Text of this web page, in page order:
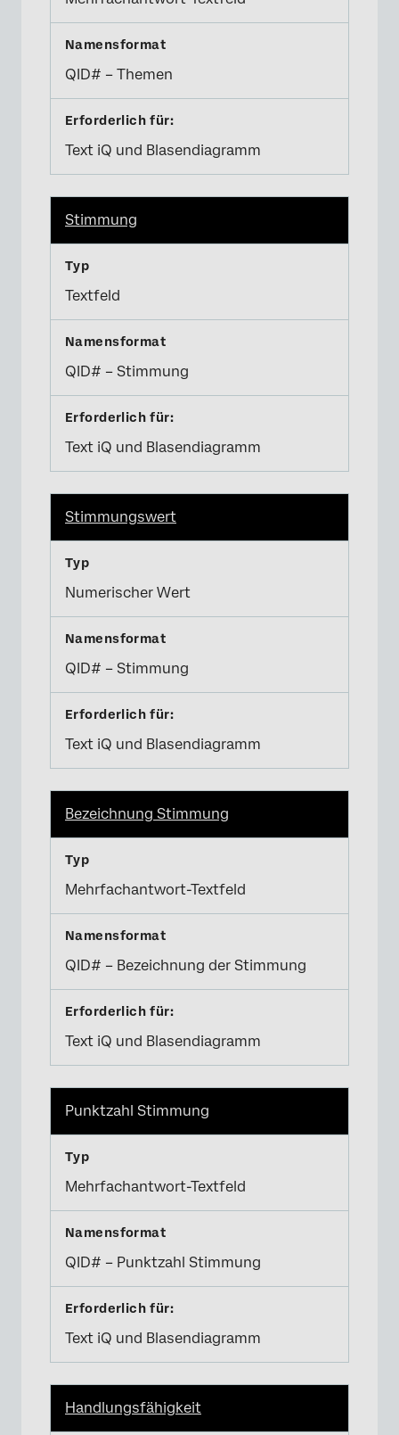
QID# – Themen
Text iQ und Blasendiagramm
Stimmung
Textfeld
QID# – Stimmung
Text iQ und Blasendiagramm
Stimmungswert
Numerischer Wert
QID# – Stimmung
Text iQ und Blasendiagramm
Bezeichnung Stimmung
Mehrfachantwort-Textfeld
QID# – Bezeichnung der Stimmung
Text iQ und Blasendiagramm
Punktzahl Stimmung
Mehrfachantwort-Textfeld
QID# – Punktzahl Stimmung
Text iQ und Blasendiagramm
Handlungsfähigkeit